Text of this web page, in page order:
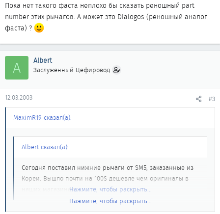
Пока нет такого фаста неплохо бы сказать реношный part
number этих рычагов. А может это Dialogos (реношный аналог
фаста) ?
A Albert
Заслуженный Цефировод
12.03.2003 #3
MaximR19 сказал(а):
Albert сказал(а):
Сегодня поставил нижние рычаги от SM5, заказанные из
Кореи. Вышло почти на 100$ дешевле чем оригиналы в
наших магазинах.Нажмите, чтобы раскрыть...
Нажмите, чтобы раскрыть...